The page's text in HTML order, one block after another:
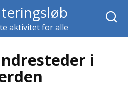
aktivitet for alle
i